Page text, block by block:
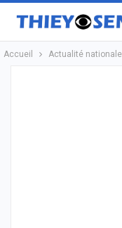
Accueil Actualité nationale